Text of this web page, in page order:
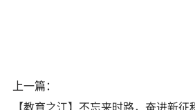
上一篇：
【教育之江】不忘来时路，奋进新